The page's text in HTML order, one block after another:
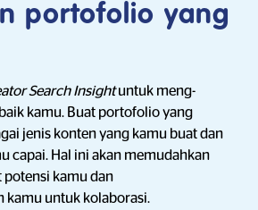
portofolio yang
Search Insightuntuk meng-
kamu. Buat portofolio yang
jenis konten yang kamu buat dan
capai. Hal ini akan memudahkan
kamu dan
kamu untuk kolaborasi.